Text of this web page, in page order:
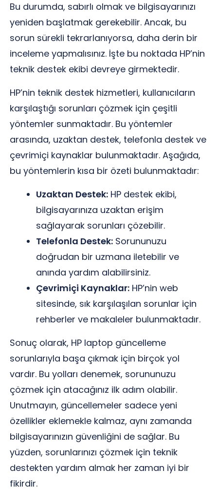
Bu durumda, sabırlı olmak ve bilgisayarınızı
yeniden başlatmak gerekebilir. Ancak, bu
sorun sürekli tekrarlanıyorsa, daha derin bir
inceleme yapmalısınız. İşte bu noktada HP’nin
teknik destek ekibi devreye girmektedir.
HP’nin teknik destek hizmetleri, kullanıcıların
karşılaştığı sorunları çözmek için çeşitli
yöntemler sunmaktadır. Bu yöntemler
arasında, uzaktan destek, telefonla destek ve
çevrimiçi kaynaklar bulunmaktadır. Aşağıda,
bu yöntemlerin kısa bir özeti bulunmaktadır:
Uzaktan Destek: HP destek ekibi,
bilgisayarınıza uzaktan erişim
sağlayarak sorunları çözebilir.
Telefonla Destek: Sorununuzu
doğrudan bir uzmana iletebilir ve
anında yardım alabilirsiniz.
Çevrimiçi Kaynaklar: HP’nin web
sitesinde, sık karşılaşılan sorunlar için
rehberler ve makaleler bulunmaktadır.
Sonuç olarak, HP laptop güncelleme
sorunlarıyla başa çıkmak için birçok yol
vardır. Bu yolları denemek, sorununuzu
çözmek için atacağınız ilk adım olabilir.
Unutmayın, güncellemeler sadece yeni
özellikler eklemekle kalmaz, aynı zamanda
bilgisayarınızın güvenliğini de sağlar. Bu
yüzden, sorunlarınızı çözmek için teknik
destekten yardım almak her zaman iyi bir
fikirdir.